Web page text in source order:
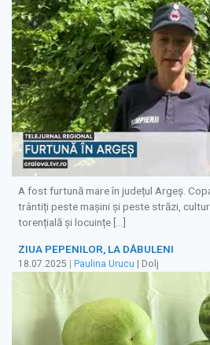
A fost furtună mare în județul Argeș.
trântiți peste mașini și peste străzi,
torențială și locuințe […]
ZIUA PEPENILOR, LA DĂBULENI
18.07.2025 Paulina Urucu | Dolj